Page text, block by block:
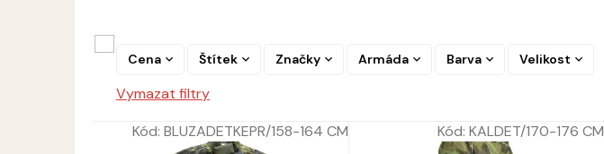
Značky Armáda Barva Velikost
Vymazat filtry
Cena Štítek
r
Kód: BLUZADETKEPR/158-164 CM Kód: KALDET/170-176 CM